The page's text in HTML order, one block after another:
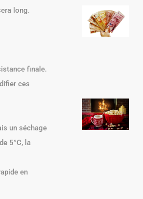
long.
finale.
ces
un séchage
5°C, la
en